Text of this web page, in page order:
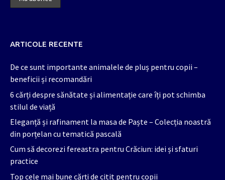
ARTICOLE RECENTE
De ce sunt importante animalele de pluș pentru copii –
beneficii și recomandări
6 cărți despre sănătate și alimentație care îți pot schimba
stilul de viață
Eleganță și rafinament la masa de Paște – Colecția noastră
din porțelan cu tematică pascală
Cum să decorezi fereastra pentru Crăciun: idei și sfaturi
practice
Top cele mai bune cărți de citit pentru copii